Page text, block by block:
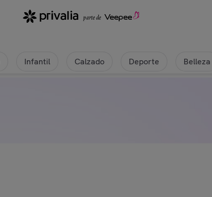
Infantil Calzado Deporte Belleza